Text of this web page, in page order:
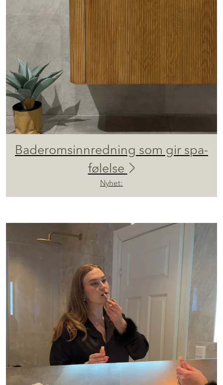
Baderomsinnredning som gir spa-
følelse
Nyhet: